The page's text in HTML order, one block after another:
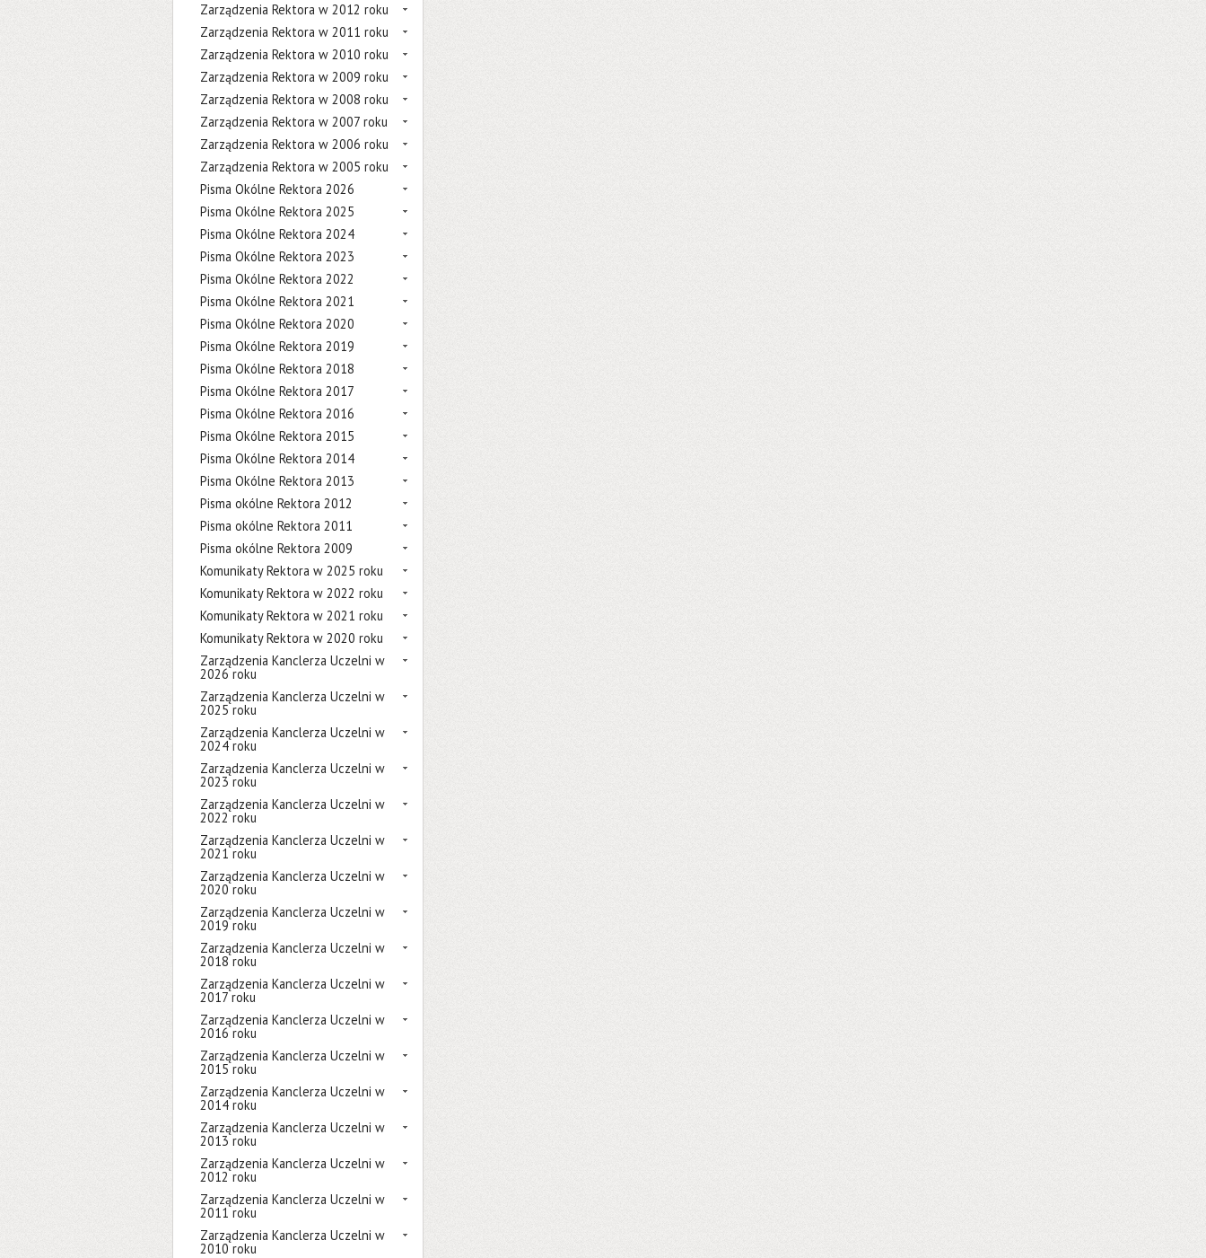
Zarządzenia Rektora w 2012 roku
Zarządzenia Rektora w 2011 roku
Zarządzenia Rektora w 2010 roku
Zarządzenia Rektora w 2009 roku
Zarządzenia Rektora w 2008 roku
Zarządzenia Rektora w 2007 roku
Zarządzenia Rektora w 2006 roku
Zarządzenia Rektora w 2005 roku
Pisma Okólne Rektora 2026
Pisma Okólne Rektora 2025
Pisma Okólne Rektora 2024
Pisma Okólne Rektora 2023
Pisma Okólne Rektora 2022
Pisma Okólne Rektora 2021
Pisma Okólne Rektora 2020
Pisma Okólne Rektora 2019
Pisma Okólne Rektora 2018
Pisma Okólne Rektora 2017
Pisma Okólne Rektora 2016
Pisma Okólne Rektora 2015
Pisma Okólne Rektora 2014
Pisma Okólne Rektora 2013
Pisma okólne Rektora 2012
Pisma okólne Rektora 2011
Pisma okólne Rektora 2009
Komunikaty Rektora w 2025 roku
Komunikaty Rektora w 2022 roku
Komunikaty Rektora w 2021 roku
Komunikaty Rektora w 2020 roku
Zarządzenia Kanclerza Uczelni w
2026 roku
Zarządzenia Kanclerza Uczelni w
2025 roku
Zarządzenia Kanclerza Uczelni w
2024 roku
Zarządzenia Kanclerza Uczelni w
2023 roku
Zarządzenia Kanclerza Uczelni w
2022 roku
Zarządzenia Kanclerza Uczelni w
2021 roku
Zarządzenia Kanclerza Uczelni w
2020 roku
Zarządzenia Kanclerza Uczelni w
2019 roku
Zarządzenia Kanclerza Uczelni w
2018 roku
Zarządzenia Kanclerza Uczelni w
2017 roku
Zarządzenia Kanclerza Uczelni w
2016 roku
Zarządzenia Kanclerza Uczelni w
2015 roku
Zarządzenia Kanclerza Uczelni w
2014 roku
Zarządzenia Kanclerza Uczelni w
2013 roku
Zarządzenia Kanclerza Uczelni w
2012 roku
Zarządzenia Kanclerza Uczelni w
2011 roku
Zarządzenia Kanclerza Uczelni w
2010 roku